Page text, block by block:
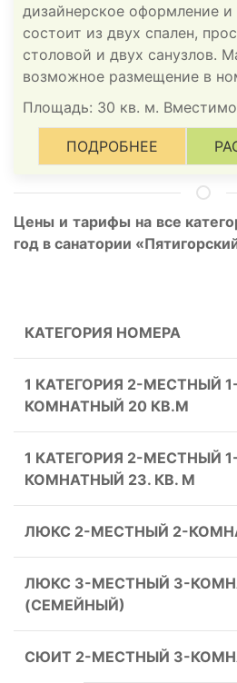
дизайнерское оформление
состоит из двух спален,
столовой и двух санузлов.
возможное размещение в
Площадь: 30 кв. м.
ПОДРОБНЕЕ
Цены и тарифы на все
год в санатории
КАТЕГОРИЯ НОМЕРА
1 КАТЕГОРИЯ 2-МЕСТНЫЙ
КОМНАТНЫЙ 20 КВ.М
1 КАТЕГОРИЯ 2-МЕСТНЫЙ
КОМНАТНЫЙ 23. КВ. М
ЛЮКС 2-МЕСТНЫЙ 2-
ЛЮКС 3-МЕСТНЫЙ 3-
(СЕМЕЙНЫЙ)
СЮИТ 2-МЕСТНЫЙ 3-